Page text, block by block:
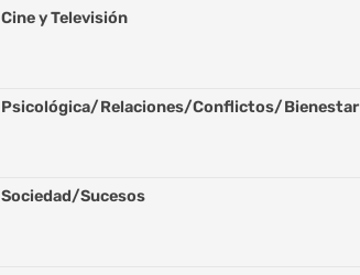
Cine y Televisión
Psicológica/Relaciones/Conflictos/Bienestar
Sociedad/Sucesos